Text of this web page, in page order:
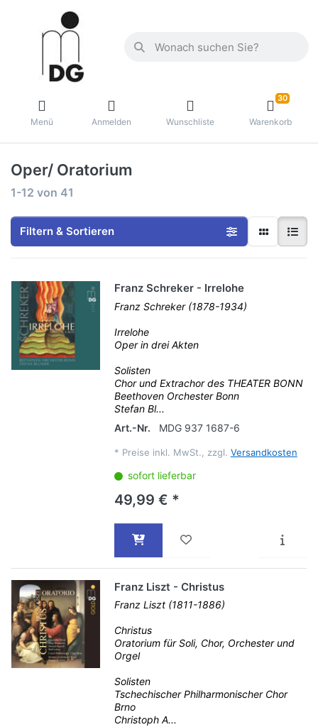
Menü Anmelden Wunschliste
30
Warenkorb
Oper/ Oratorium
1-12 von 41
Filtern & Sortieren
Franz Schreker - Irrelohe
Franz Schreker (1878-1934)
Irrelohe
Oper in drei Akten
Solisten
Chor und Extrachor des THEATER BONN
Beethoven Orchester Bonn
Stefan Bl...
Art.-Nr.
MDG 937 1687-6
* Preise inkl. MwSt., zzgl. Versandkosten
sofort lieferbar
49,99 € *
Franz Liszt - Christus
Franz Liszt (1811-1886)
Christus
Oratorium für Soli, Chor, Orchester und
Orgel
Solisten
Tschechischer Philharmonischer Chor
Brno
Christoph A...